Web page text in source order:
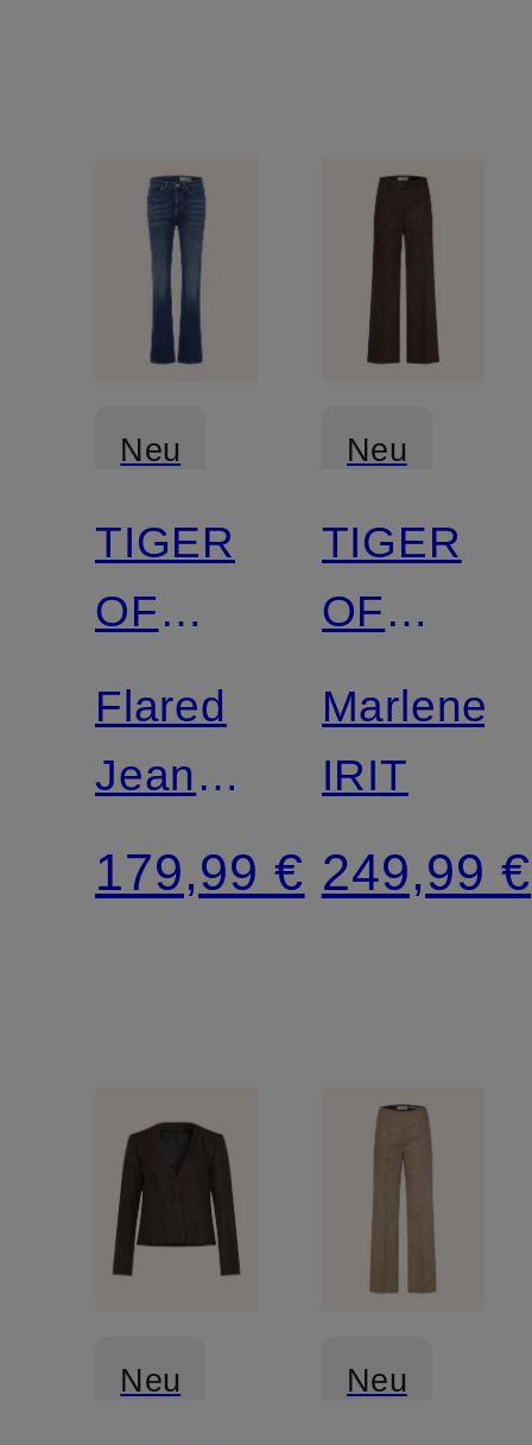
Neu
TIGER
OF
SWEDEN
Flared
Jeans
FRANKIE
PURE
179,99 €
Neu
TIGER
OF
SWEDEN
IRIT
249,99 €
Neu Neu